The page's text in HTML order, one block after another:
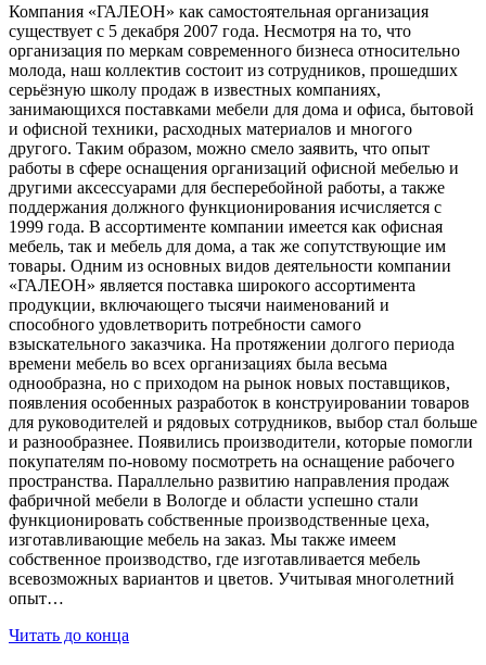
Компания «ГАЛЕОН» как самостоятельная организация
существует с 5 декабря 2007 года. Несмотря на то, что
организация по меркам современного бизнеса относительно
молода, наш коллектив состоит из сотрудников, прошедших
серьёзную школу продаж в известных компаниях,
занимающихся поставками мебели для дома и офиса, бытовой
и офисной техники, расходных материалов и многого
другого. Таким образом, можно смело заявить, что опыт
работы в сфере оснащения организаций офисной мебелью и
другими аксессуарами для бесперебойной работы, а также
поддержания должного функционирования исчисляется с
1999 года. В ассортименте компании имеется как офисная
мебель, так и мебель для дома, а так же сопутствующие им
товары. Одним из основных видов деятельности компании
«ГАЛЕОН» является поставка широкого ассортимента
продукции, включающего тысячи наименований и
способного удовлетворить потребности самого
взыскательного заказчика. На протяжении долгого периода
времени мебель во всех организациях была весьма
однообразна, но с приходом на рынок новых поставщиков,
появления особенных разработок в конструировании товаров
для руководителей и рядовых сотрудников, выбор стал больше
и разнообразнее. Появились производители, которые помогли
покупателям по-новому посмотреть на оснащение рабочего
пространства. Параллельно развитию направления продаж
фабричной мебели в Вологде и области успешно стали
функционировать собственные производственные цеха,
изготавливающие мебель на заказ. Мы также имеем
собственное производство, где изготавливается мебель
всевозможных вариантов и цветов. Учитывая многолетний
опыт…
Читать до конца